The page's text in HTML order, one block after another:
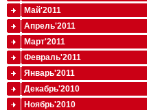
Май'2011
Апрель'2011
Март'2011
Февраль'2011
Январь'2011
Декабрь'2010
Ноябрь'2010